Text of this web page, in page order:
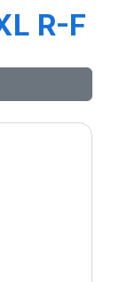
R-F